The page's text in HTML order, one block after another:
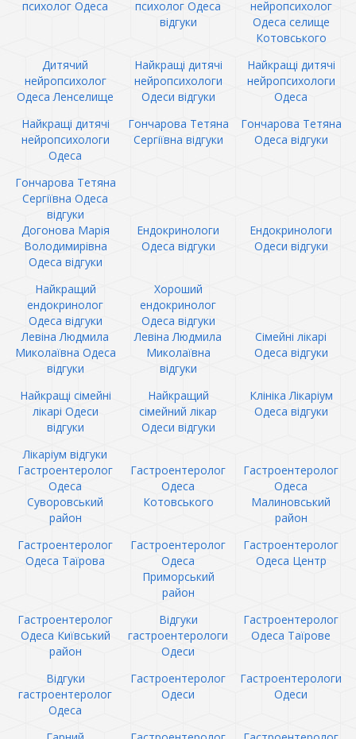
психолог Одеса
психолог Одеса
відгуки
нейропсихолог
Одеса селище
Котовського
Дитячий
нейропсихолог
Одеса Ленселище
Найкращі дитячі
нейропсихологи
Одеси відгуки
Найкращі дитячі
нейропсихологи
Одеса
Найкращі дитячі
нейропсихологи
Одеса
Гончарова Тетяна
Сергіївна відгуки
Гончарова Тетяна
Одеса відгуки
Гончарова Тетяна
Сергіївна Одеса
відгуки
Догонова Марія
Володимирівна
Одеса відгуки
Ендокринологи
Одеса відгуки
Ендокринологи
Одеси відгуки
Найкращий
ендокринолог
Одеса відгуки
Хороший
ендокринолог
Одеса відгуки
Левіна Людмила
Миколаївна Одеса
відгуки
Левіна Людмила
Миколаївна
відгуки
Сімейні лікарі
Одеса відгуки
Найкращі сімейні
лікарі Одеси
відгуки
Найкращий
сімейний лікар
Одеси відгуки
Клініка Лікаріум
Одеса відгуки
Лікаріум відгуки
Гастроентеролог
Одеса
Суворовський
район
Гастроентеролог
Одеса
Котовського
Гастроентеролог
Одеса
Малиновський
район
Гастроентеролог
Одеса Таїрова
Гастроентеролог
Одеса
Приморський
район
Гастроентеролог
Одеса Центр
Гастроентеролог
Одеса Київський
район
Відгуки
гастроентерологи
Одеси
Гастроентеролог
Одеса Таїрове
Відгуки
гастроентеролог
Одеса
Гастроентеролог
Одеси
Гастроентерологи
Одеси